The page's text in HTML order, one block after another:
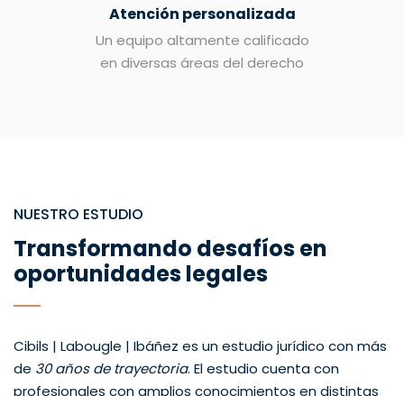
Atención personalizada
Un equipo altamente calificado
en diversas áreas del derecho
NUESTRO ESTUDIO
Transformando desafíos en
oportunidades legales
Cibils | Labougle | Ibáñez es un estudio jurídico con más
de 30 años de trayectoria. El estudio cuenta con
profesionales con amplios conocimientos en distintas